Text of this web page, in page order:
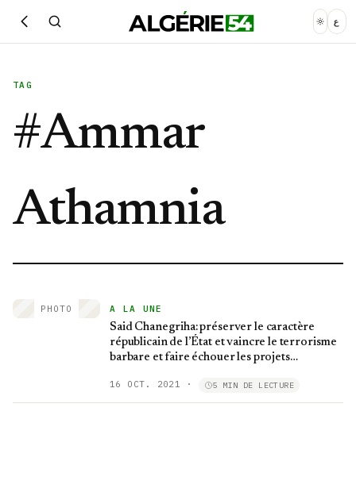
ع
TAG
#Ammar
Athamnia
PHOTO A LA UNE
Said Chanegriha: préserver le caractère
républicain de l’État et vaincre le terrorisme
barbare et faire échouer les projets
16 OCT. 2021 · 5 MIN DE LECTURE